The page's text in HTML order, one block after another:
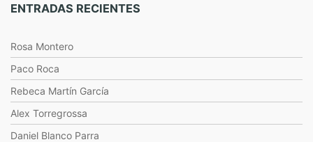
ENTRADAS RECIENTES
Rosa Montero
Paco Roca
Rebeca Martín García
Alex Torregrossa
Daniel Blanco Parra